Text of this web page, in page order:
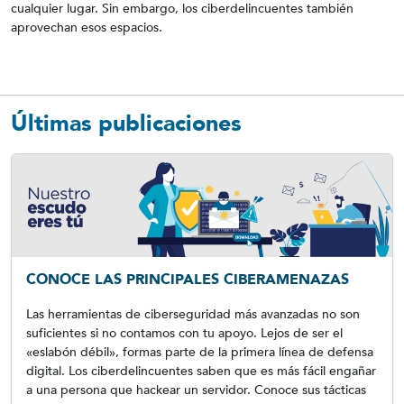
cualquier lugar. Sin embargo, los ciberdelincuentes también
aprovechan esos espacios.
Últimas publicaciones
CONOCE LAS PRINCIPALES CIBERAMENAZAS
Las herramientas de ciberseguridad más avanzadas no son
suficientes si no contamos con tu apoyo. Lejos de ser el
«eslabón débil», formas parte de la primera línea de defensa
digital. Los ciberdelincuentes saben que es más fácil engañar
a una persona que hackear un servidor. Conoce sus tácticas